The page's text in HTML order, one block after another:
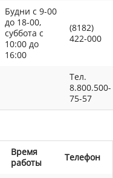
Будни с 9-00
до 18-00,
суббота с
10:00 до
16:00
(8182)
422-000
Тел.
8.800.500-
75-57
Время
работы
Телефон